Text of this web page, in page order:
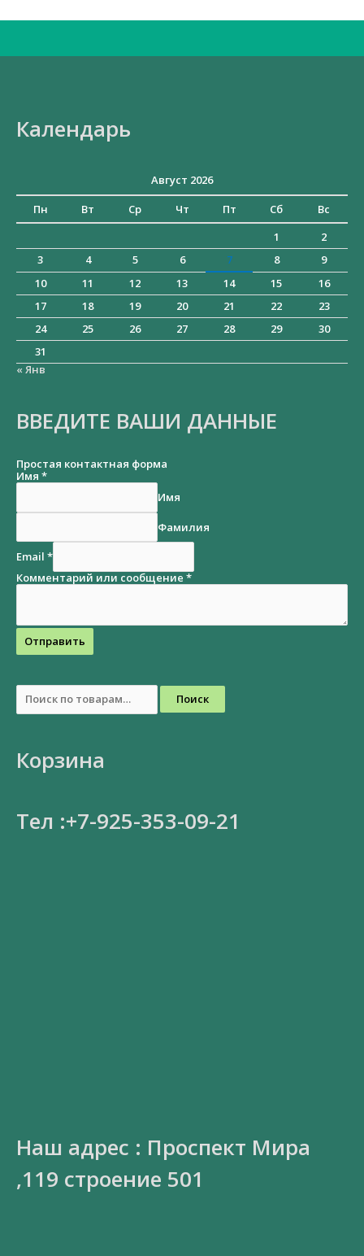
Календарь
Август 2026
Пн
Вт Ср Чт Пт Сб
Вс
1
2
3
4 5 6 7 8
9
10
11 12 13 14 15
16
17
18 19 20 21 22
23
24
25 26 27 28 29
30
31
« Янв
ВВЕДИТЕ ВАШИ ДАННЫЕ
Простая контактная форма
Имя *
Имя
Фамилия
Email *
Комментарий или сообщение *
Отправить
Поиск
Корзина
Тел :+7-925-353-09-21
Наш адрес : Проспект Мира
,119 строение 501